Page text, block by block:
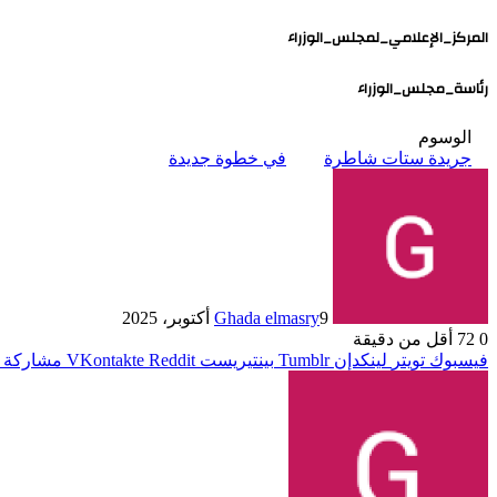
المركز_الإعلامي_لمجلس_الوزراء
رئاسة_مجلس_الوزراء
الوسوم
جريدة ستات شاطرة
في خطوة جديدة
Ghada elmasry9 أكتوبر، 2025
0
أقل من دقيقة
فيسبوك تويتر لينكدإن بينتيريست مشاركة